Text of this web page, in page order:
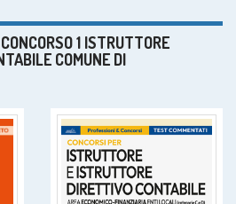
1 ISTRUTTORE
COMUNE DI